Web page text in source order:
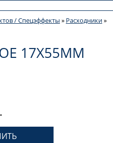
/ Спецэффекты » Расходники»
17Х55ММ